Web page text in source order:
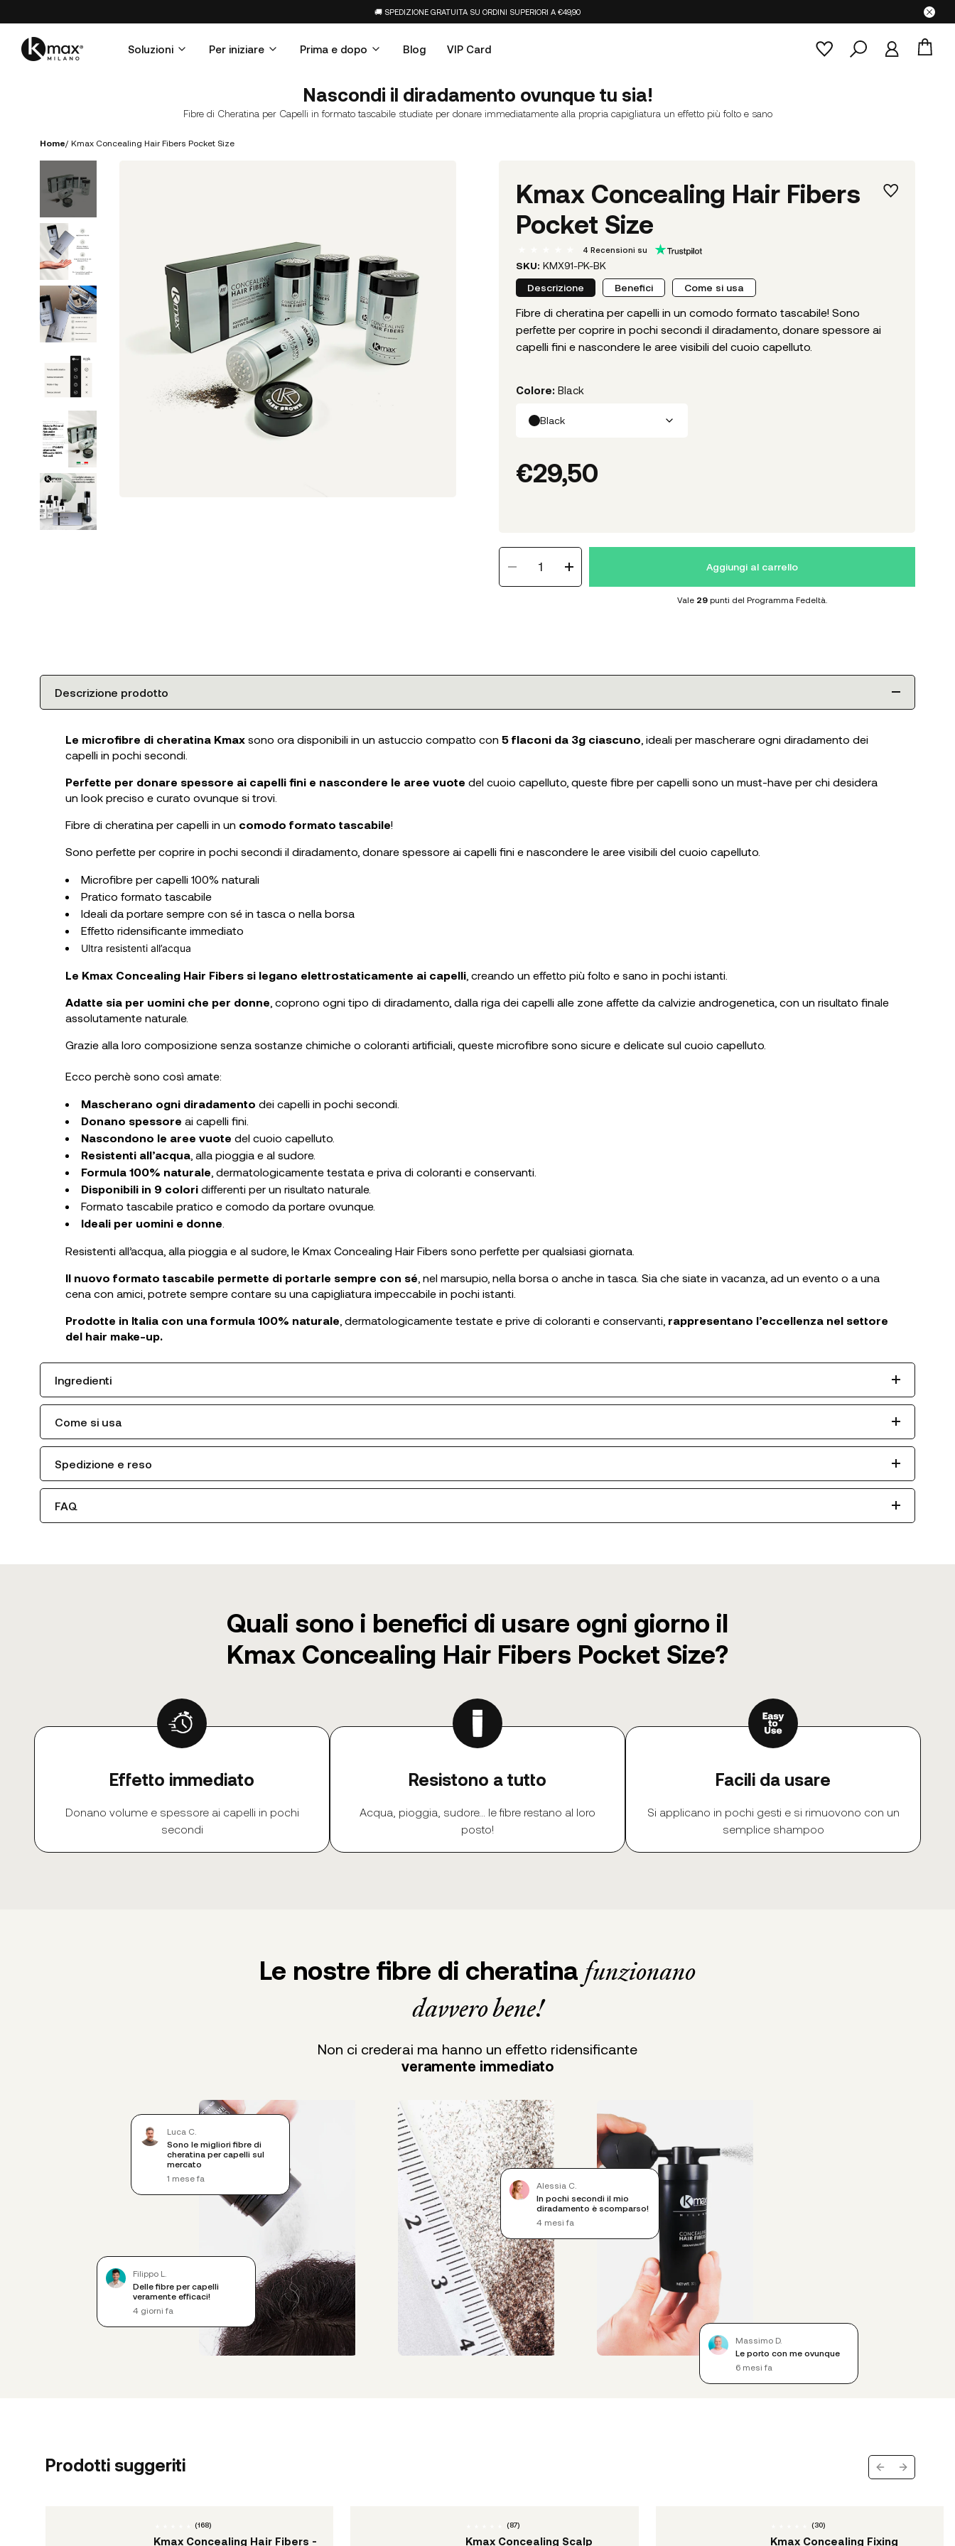
🚚 SPEDIZIONE GRATUITA SU ORDINI SUPERIORI A €49,90
Soluzioni Per iniziare Prima e dopo Blog VIP Card
Nascondi il diradamento ovunque tu sia!
Fibre di Cheratina per Capelli in formato tascabile studiate per donare immediatamente alla propria capigliatura un effetto più folto e sano
Home/ Kmax Concealing Hair Fibers Pocket Size
Kmax Concealing Hair Fibers
Pocket Size
4 Recensioni su
SKU: KMX91-PK-BK
Descrizione
Benefici Come si usa
Fibre di cheratina per capelli in un comodo formato tascabile! Sono
perfette per coprire in pochi secondi il diradamento, donare spessore ai
capelli fini e nascondere le aree visibili del cuoio capelluto.
Colore: Black
Black
€29,50
1 Aggiungi al carrello
Vale 29 punti del Programma Fedeltà.
Descrizione prodotto
Le microfibre di cheratina Kmax sono ora disponibili in un astuccio compatto con 5 flaconi da 3g ciascuno , ideali per mascherare ogni diradamento dei
capelli in pochi secondi.
Perfette per donare spessore ai capelli fini e nascondere le aree vuote del cuoio capelluto, queste fibre per capelli sono un must-have per chi desidera
un look preciso e curato ovunque si trovi.
Fibre di cheratina per capelli in un comodo formato tascabile!
Sono perfette per coprire in pochi secondi il diradamento, donare spessore ai capelli fini e nascondere le aree visibili del cuoio capelluto.
Microfibre per capelli 100% naturali
Pratico formato tascabile
Ideali da portare sempre con sé in tasca o nella borsa
Effetto ridensificante immediato
Ultra resistenti all’acqua
Le Kmax Concealing Hair Fibers si legano elettrostaticamente ai capelli , creando un effetto più folto e sano in pochi istanti.
Adatte sia per uomini che per donne , coprono ogni tipo di diradamento, dalla riga dei capelli alle zone affette da calvizie androgenetica, con un risultato finale
assolutamente naturale.
Grazie alla loro composizione senza sostanze chimiche o coloranti artificiali, queste microfibre sono sicure e delicate sul cuoio capelluto.
Ecco perchè sono così amate:
Mascherano ogni diradamento dei capelli in pochi secondi.
Donano spessore ai capelli fini.
Nascondono le aree vuote del cuoio capelluto.
Resistenti all’acqua , alla pioggia e al sudore.
Formula 100% naturale , dermatologicamente testata e priva di coloranti e conservanti.
Disponibili in 9 colori differenti per un risultato naturale.
Formato tascabile pratico e comodo da portare ovunque.
Ideali per uomini e donne
Resistenti all’acqua, alla pioggia e al sudore, le Kmax Concealing Hair Fibers sono perfette per qualsiasi giornata.
Il nuovo formato tascabile permette di portarle sempre con sé , nel marsupio, nella borsa o anche in tasca. Sia che siate in vacanza, ad un evento o a una
cena con amici, potrete sempre contare su una capigliatura impeccabile in pochi istanti.
Prodotte in Italia con una formula 100% naturale , dermatologicamente testate e prive di coloranti e conservanti, rappresentano l’eccellenza nel settore
del hair make-up.
Ingredienti
Come si usa
Spedizione e reso
FAQ
Quali sono i benefici di usare ogni giorno il
Kmax Concealing Hair Fibers Pocket Size?
Effetto immediato
Donano volume e spessore ai capelli in pochi
secondi
Resistono a tutto
Acqua, pioggia, sudore... le fibre restano al loro
posto!
Facili da usare
Si applicano in pochi gesti e si rimuovono con un
semplice shampoo
Le nostre fibre di cheratina funzionano
davvero bene!
Non ci crederai ma hanno un effetto ridensificante
veramente immediato
Luca C.
Sono le migliori fibre di
cheratina per capelli sul
mercato
1 mese fa
Filippo L.
Delle fibre per capelli
veramente efficaci!
4 giorni fa
Alessia C.
In pochi secondi il mio
diradamento è scomparso!
4 mesi fa
Massimo D.
Le porto con me ovunque
6 mesi fa
Prodotti suggeriti Previous slide
Next slide
(168)
Kmax Concealing Hair Fibers -
(87)
Kmax Concealing Scalp
(30)
Kmax Concealing Fixing